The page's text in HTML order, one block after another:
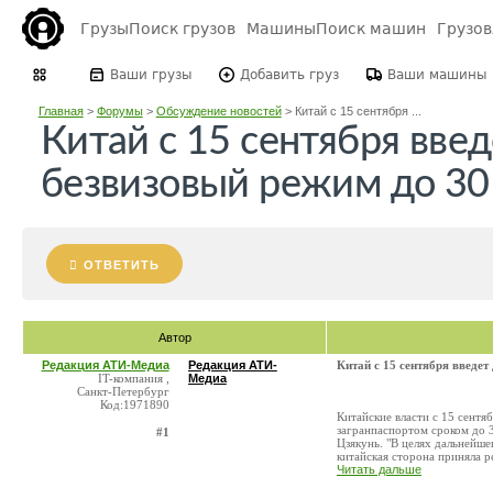
ГрузыПоиск грузов МашиныПоиск машин
Ваши грузы Добавить груз Ваши машины
Главная> Форумы> Обсуждение новостей> Китай с 15 сентября ...
Китай с 15 сентября
безвизовый режим до
ОТВЕТИТЬ
Автор
Редакция АТИ-Медиа
IT-компания ,
Санкт-Петербург
Код:1971890
#1
Редакция АТИ-
Медиа
Китай с 15 сентября
Китайские власти с 15
загранпаспортом сроком
Цзякунь. "В целях
китайская сторона приняла
Читать дальше